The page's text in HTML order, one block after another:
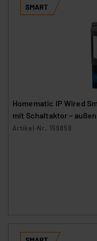
Homematic IP Wired
mit Schaltaktor –
Artikel-Nr. 159859